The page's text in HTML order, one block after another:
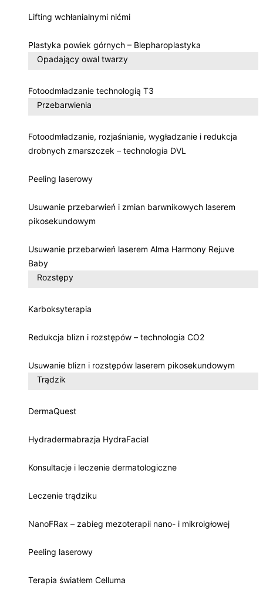
Lifting wchłanialnymi nićmi
Plastyka powiek górnych – Blepharoplastyka
Opadający owal twarzy
Fotoodmładzanie technologią T3
Przebarwienia
Fotoodmładzanie, rozjaśnianie, wygładzanie i redukcja
drobnych zmarszczek – technologia DVL
Peeling laserowy
Usuwanie przebarwień i zmian barwnikowych laserem
pikosekundowym
Usuwanie przebarwień laserem Alma Harmony Rejuve
Baby
Rozstępy
Karboksyterapia
Redukcja blizn i rozstępów – technologia CO2
Usuwanie blizn i rozstępów laserem pikosekundowym
Trądzik
DermaQuest
Hydradermabrazja HydraFacial
Konsultacje i leczenie dermatologiczne
Leczenie trądziku
NanoFRax – zabieg mezoterapii nano- i mikroigłowej
Peeling laserowy
Terapia światłem Celluma